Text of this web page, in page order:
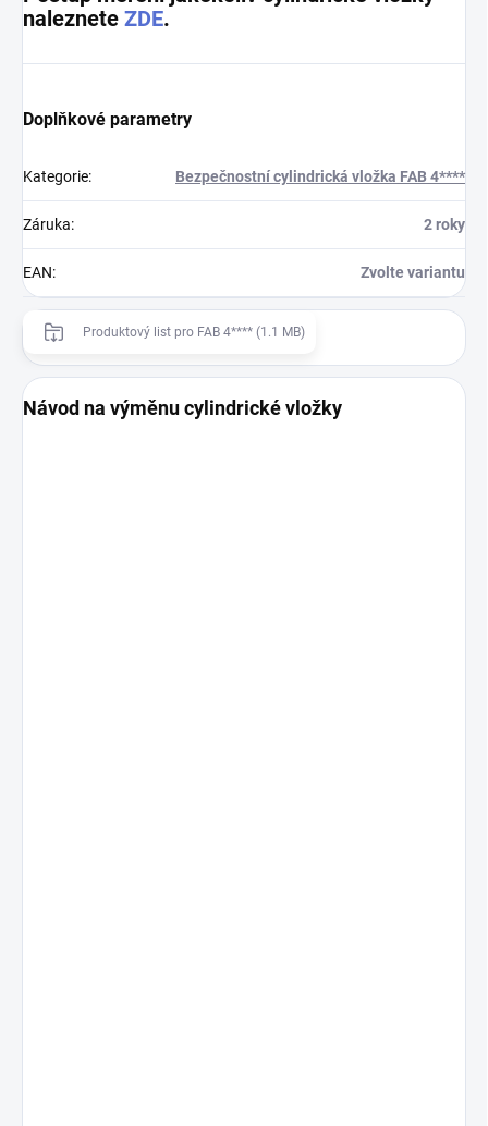
naleznete ZDE.
Doplňkové parametry
Kategorie: Bezpečnostní cylindrická vložka FAB 4****
Záruka: 2 roky
EAN: Zvolte variantu
Produktový list pro FAB 4**** (1.1 MB)
Návod na výměnu cylindrické vložky